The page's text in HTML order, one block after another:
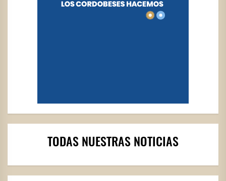
TODAS NUESTRAS NOTICIAS